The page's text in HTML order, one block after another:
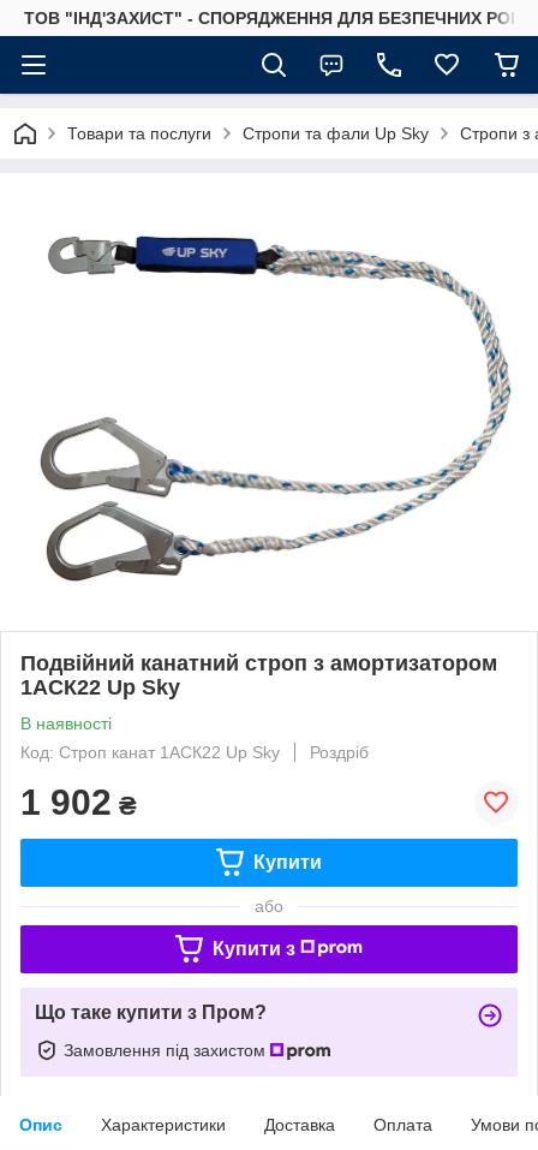
ТОВ "ІНД'ЗАХИСТ" - СПОРЯДЖЕННЯ ДЛЯ БЕЗПЕЧНИХ
Товари та послуги Стропи та фали Up Sky Стропи з
Подвійний канатний строп з амортизатором
1АСК22 Up Sky
В наявності
Код: Строп канат 1АСК22 Up Sky
Роздріб
1 902 ₴
Купити
або
Купити з
Що таке купити з Пром?
Замовлення під захистом
Опис Характеристики Доставка Оплата Умови